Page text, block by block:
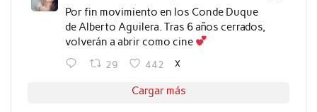
Por fin movimiento en los Conde Duque
de Alberto Aguilera. Tras 6 años cerrados,
volverán a abrir como cine
29 442 X
Cargar más